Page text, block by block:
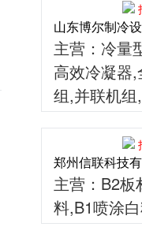
山东博尔制冷
主营 ：冷
高效冷凝器
组,并联机
板,冷库门
材,并拥有
队,经验丰富
周到的维保
郑州信联科技
主营 ：B2
料,B1喷涂